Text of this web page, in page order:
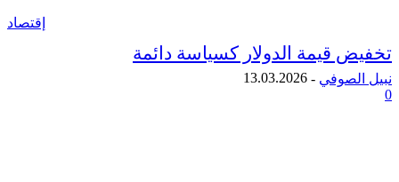
قيمة الدولار كسياسة دائمة
-
13.03.2026